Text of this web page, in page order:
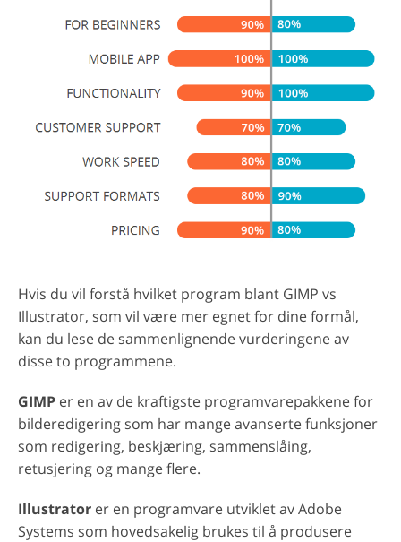
Hvis du vil forstå hvilket program blant GIMP vs
Illustrator, som vil være mer egnet for dine formål,
kan du lese de sammenlignende vurderingene av
disse to programmene.
GIMP er en av de kraftigste programvarepakkene for
bilderedigering som har mange avanserte funksjoner
som redigering, beskjæring, sammenslåing,
retusjering og mange flere.
Illustrator er en programvare utviklet av Adobe
Systems som hovedsakelig brukes til å produsere